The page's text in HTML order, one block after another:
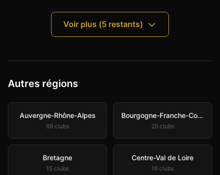
Voir plus (5 restants)
Autres régions
Auvergne-Rhône-Alpes
69clubs
Bourgogne-Franche-Comté
29clubs
Bretagne
15 clubs
Centre-Val de Loire
16 clubs